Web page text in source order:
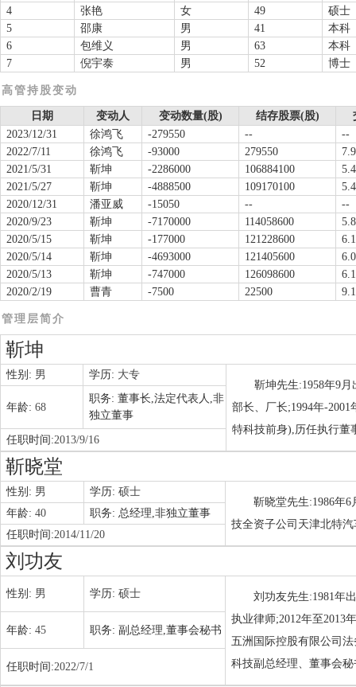
4
张艳 女 49
硕士
5
邵康 男 41
本科
6
包维义 男 63
本科
7
倪宇泰 男 52 博士
高管持股变动
日期 变动人 变动数量(股) 结存股票(股)
2023/12/31
徐鸿飞 -279550 --
--
2022/7/11
徐鸿飞 -93000 279550
2021/5/31
靳坤 -2286000 106884100
2021/5/27
靳坤 -4888500 109170100
5.4
2020/12/31
潘亚威 -15050 --
--
2020/9/23
靳坤 -7170000 114058600
5.8
2020/5/15
靳坤 -177000 121228600
2020/5/14
靳坤 -4693000 121405600
2020/5/13
靳坤 -747000 126098600
2020/2/19
曹青 -7500 22500 9.1
管理层简介
靳坤
性别: 男 学历: 大专
靳坤先生:1958年9
部长、厂长;1994年-
特科技前身),历任执行董
年龄: 68
职务: 董事长,法定代表人,非
独立董事
任职时间:2013/9/16
靳晓堂
性别: 男 学历: 硕士
靳晓堂先生:1986年
技全资子公司天津北特
年龄: 40 职务: 总经理,非独立董事
任职时间:2014/11/20
刘功友
性别: 男 学历: 硕士
刘功友先生:1981年
执业律师;2012年至2013
五洲国际控股有限公司
科技副总经理、董事会秘
年龄: 45 职务: 副总经理,董事会秘书
任职时间:2022/7/1